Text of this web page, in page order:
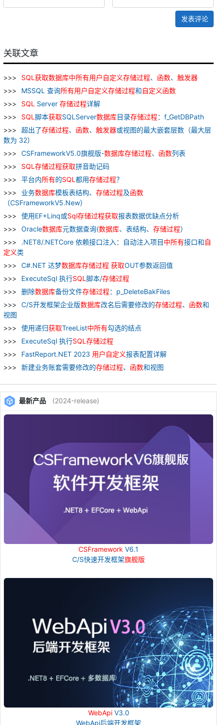
发表评论
关联文章
SQL 获取数据库中所有用户 自定义存储过程、 函数、 触发器
MSSQL 查询所有用户 自定义存储过程和自定义函数
SQL Server 存储过程详解
SQL 脚本获取SQLServer数据库目录存储过程：f_GetDBPath
超出了存储过程、 函数、 触发器或视图的最大嵌套层数（最大层
数为 32）
CSFrameworkV5.0旗舰版-数据库存储过程、 函数列表
SQL 存储过程获取拼音助记码
平台内所有的SQL 都用存储过程？
业务数据库模板表结构、 存储过程及函数
（CSFrameworkV5.New）
使用EF+Linq或Sql存储过程获取报表数据优缺点分析
Oracle数据库元数据查询(数据库、表结构、 存储过程）
.NET8/.NETCore 依赖接口注入：自动注入项目中所有接口和自
定义类
C#.NET 达梦数据库存储过程 获取OUT参数返回值
ExecuteSql 执行SQL 脚本/存储过程
删除数据库备份文件存储过程：p_DeleteBakFiles
C/S开发框架企业版数据库改名后需要修改的存储过程、 函数和
视图
使用递归获取TreeList中所有勾选的结点
ExecuteSql 执行SQL 存储过程
FastReport.NET 2023 用户 自定义报表配置详解
新建业务账套需要修改的存储过程、 函数和视图
最新产品 (2024-release)
CSFramework V6.1
C/S快速开发框架旗舰版
WebApiV3.0
WebApi后端开发框架